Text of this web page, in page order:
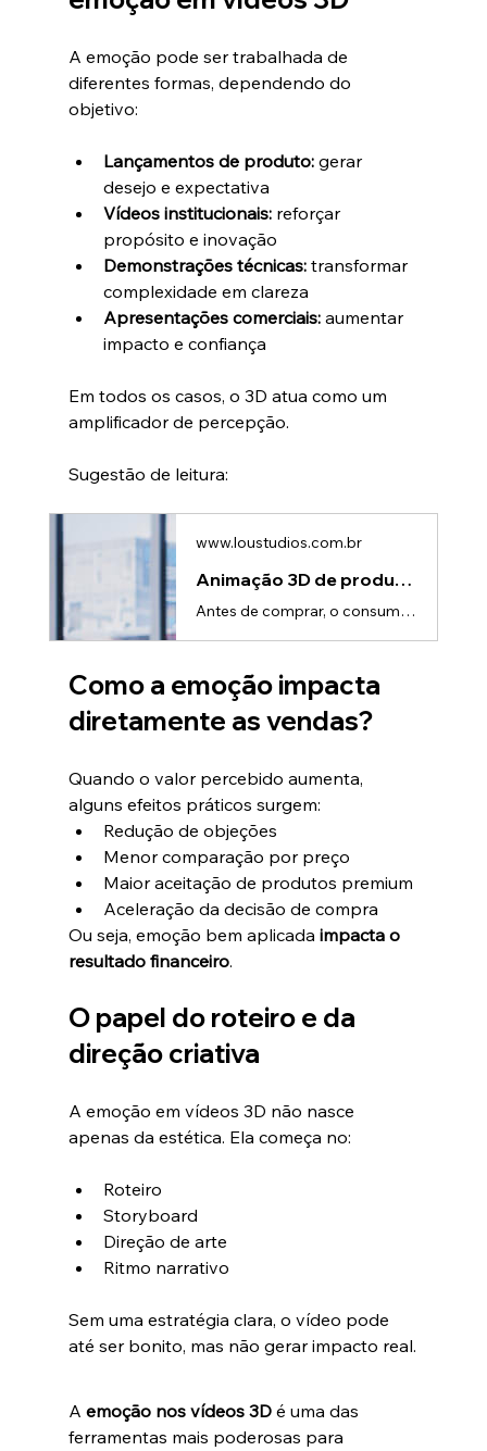
A emoção pode ser trabalhada de
diferentes formas, dependendo do
objetivo:
Lançamentos de produto: gerar
desejo e expectativa
Vídeos institucionais: reforçar
propósito e inovação
Demonstrações técnicas: transformar
complexidade em clareza
Apresentações comerciais: aumentar
impacto e confiança
Em todos os casos, o 3D atua como um
amplificador de percepção.
Sugestão de leitura:
www.loustudios.com.br
Animação 3D de produto: Como criar desejo no consumidor
Antes de comprar, o consumidor sente.A decisão de compra é fortemente influenciada por emoção, percepção e desejo — mesmo quando o produto é técnico ou funcional. É nesse ponto que a animação 3D de produto se torna uma ferramenta poderosa.Quando bem aplicada, ela não apenas explica: ela desperta vontade de ter. O desejo começa pelo olharO primeiro contato visual define como o produto será percebido: • Inovador ou comum • Premium ou genérico • Confiável ou descartávelA animação 3D permite control
Como a emoção impacta
diretamente as vendas?
Quando o valor percebido aumenta,
alguns efeitos práticos surgem:
Redução de objeções
Menor comparação por preço
Maior aceitação de produtos premium
Aceleração da decisão de compra
Ou seja, emoção bem aplicada impacta o
resultado financeiro.
O papel do roteiro e da
direção criativa
A emoção em vídeos 3D não nasce
apenas da estética. Ela começa no:
Roteiro
Storyboard
Direção de arte
Ritmo narrativo
Sem uma estratégia clara, o vídeo pode
até ser bonito, mas não gerar impacto real.
A emoção nos vídeos 3D é uma das
ferramentas mais poderosas para